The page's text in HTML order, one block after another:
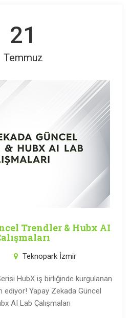
21
Temmuz
Trendler & Hubx AI
Teknopark İzmir
HubX iş birliğinde kurgulanan
ediyor! Yapay Zekada Güncel
AI Lab Çalışmaları